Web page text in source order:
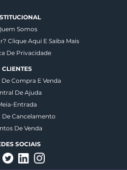
Somos
Clique Aqui E Saiba Mais
De Privacidade
CLIENTES
Compra E Venda
De Ajuda
Entrada
De Cancelamento
De Venda
SOCIAIS